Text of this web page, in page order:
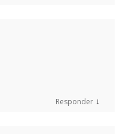
Responder ↓